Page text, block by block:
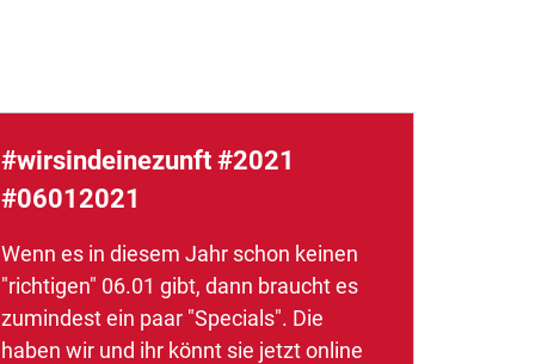
#wirsindeinezunft #2021
#06012021
Wenn es in diesem Jahr schon keinen
"richtigen" 06.01 gibt, dann braucht es
zumindest ein paar "Specials". Die
haben wir und ihr könnt sie jetzt online